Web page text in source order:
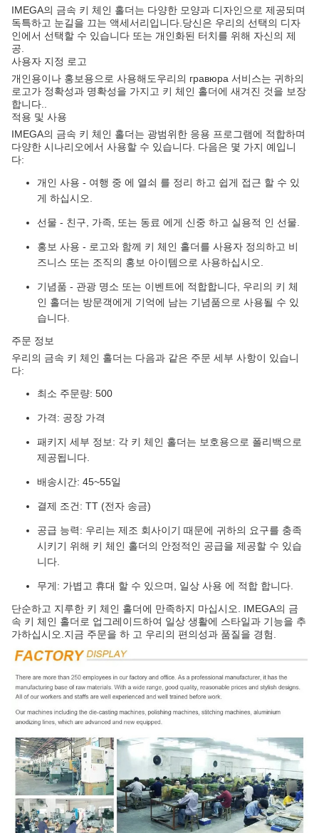
IMEGA의 금속 키 체인 홀더는 다양한 모양과 디자인으로 제공되며
독특하고 눈길을 끄는 액세서리입니다.당신은 우리의 선택의 디자
인에서 선택할 수 있습니다 또는 개인화된 터치를 위해 자신의 제
공.
사용자 지정 로고
개인용이나 홍보용으로 사용해도우리의 гравюра 서비스는 귀하의
로고가 정확성과 명확성을 가지고 키 체인 홀더에 새겨진 것을 보장
합니다..
적용 및 사용
IMEGA의 금속 키 체인 홀더는 광범위한 응용 프로그램에 적합하며
다양한 시나리오에서 사용할 수 있습니다. 다음은 몇 가지 예입니
다:
개인 사용 - 여행 중 에 열쇠 를 정리 하고 쉽게 접근 할 수 있
게 하십시오.
선물 - 친구, 가족, 또는 동료 에게 신중 하고 실용적 인 선물.
홍보 사용 - 로고와 함께 키 체인 홀더를 사용자 정의하고 비
즈니스 또는 조직의 홍보 아이템으로 사용하십시오.
기념품 - 관광 명소 또는 이벤트에 적합합니다, 우리의 키 체
인 홀더는 방문객에게 기억에 남는 기념품으로 사용될 수 있
습니다.
주문 정보
우리의 금속 키 체인 홀더는 다음과 같은 주문 세부 사항이 있습니
다:
최소 주문량: 500
가격: 공장 가격
패키지 세부 정보: 각 키 체인 홀더는 보호용으로 폴리백으로
제공됩니다.
배송시간: 45~55일
결제 조건: TT (전자 송금)
공급 능력: 우리는 제조 회사이기 때문에 귀하의 요구를 충족
시키기 위해 키 체인 홀더의 안정적인 공급을 제공할 수 있습
니다.
무게: 가볍고 휴대 할 수 있으며, 일상 사용 에 적합 합니다.
단순하고 지루한 키 체인 홀더에 만족하지 마십시오. IMEGA의 금
속 키 체인 홀더로 업그레이드하여 일상 생활에 스타일과 기능을 추
가하십시오.지금 주문을 하 고 우리의 편의성과 품질을 경험.